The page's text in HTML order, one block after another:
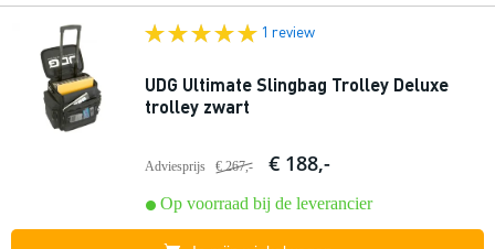
1 review
UDG Ultimate Slingbag Trolley Deluxe
trolley zwart
Adviesprijs € 267,- € 188,-
Op voorraad bij de leverancier